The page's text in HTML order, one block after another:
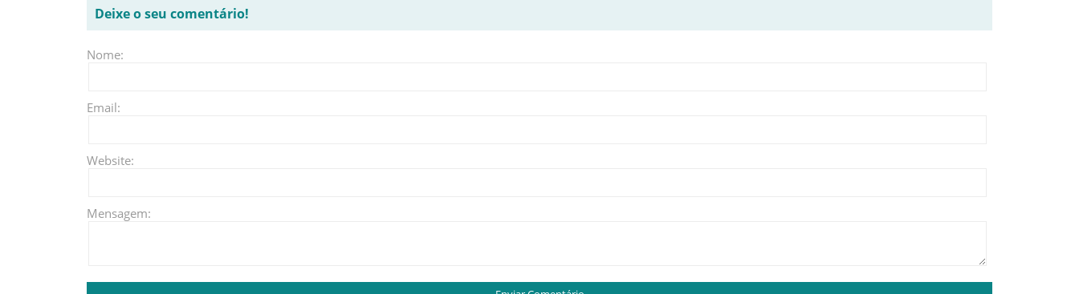
Deixe o seu comentário!
Nome:
Email:
Website:
Mensagem: